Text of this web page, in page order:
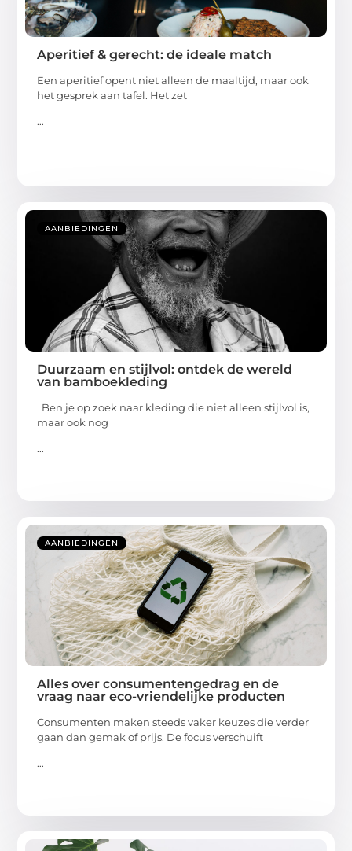
Aperitief & gerecht: de ideale match
Een aperitief opent niet alleen de maaltijd, maar ook
het gesprek aan tafel. Het zet
...
AANBIEDINGEN
Duurzaam en stijlvol: ontdek de wereld
van bamboekleding
Ben je op zoek naar kleding die niet alleen stijlvol is,
maar ook nog
...
AANBIEDINGEN
Alles over consumentengedrag en de
vraag naar eco-vriendelijke producten
Consumenten maken steeds vaker keuzes die verder
gaan dan gemak of prijs. De focus verschuift
...